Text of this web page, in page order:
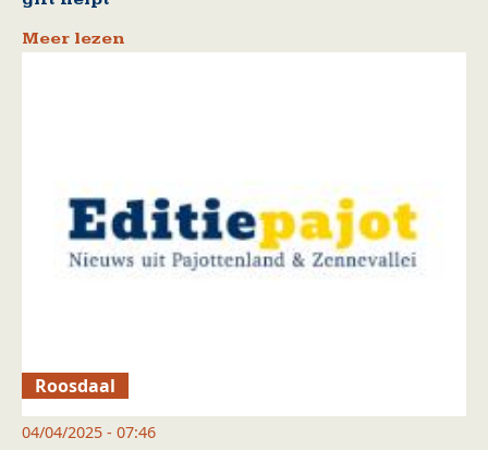
Meer lezen
Roosdaal
04/04/2025 - 07:46